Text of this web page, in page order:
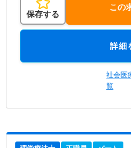
保存する
この
詳細
社会医
覧